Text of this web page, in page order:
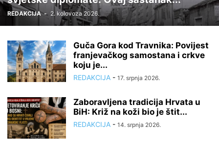
REDAKCIJA - 2. kolovoza 2026.
Guča Gora kod Travnika: Povijest
franjevačkog samostana i crkve
koju je...
REDAKCIJA - 17. srpnja 2026.
Zaboravljena tradicija Hrvata u
BiH: Križ na koži bio je štit...
REDAKCIJA - 14. srpnja 2026.